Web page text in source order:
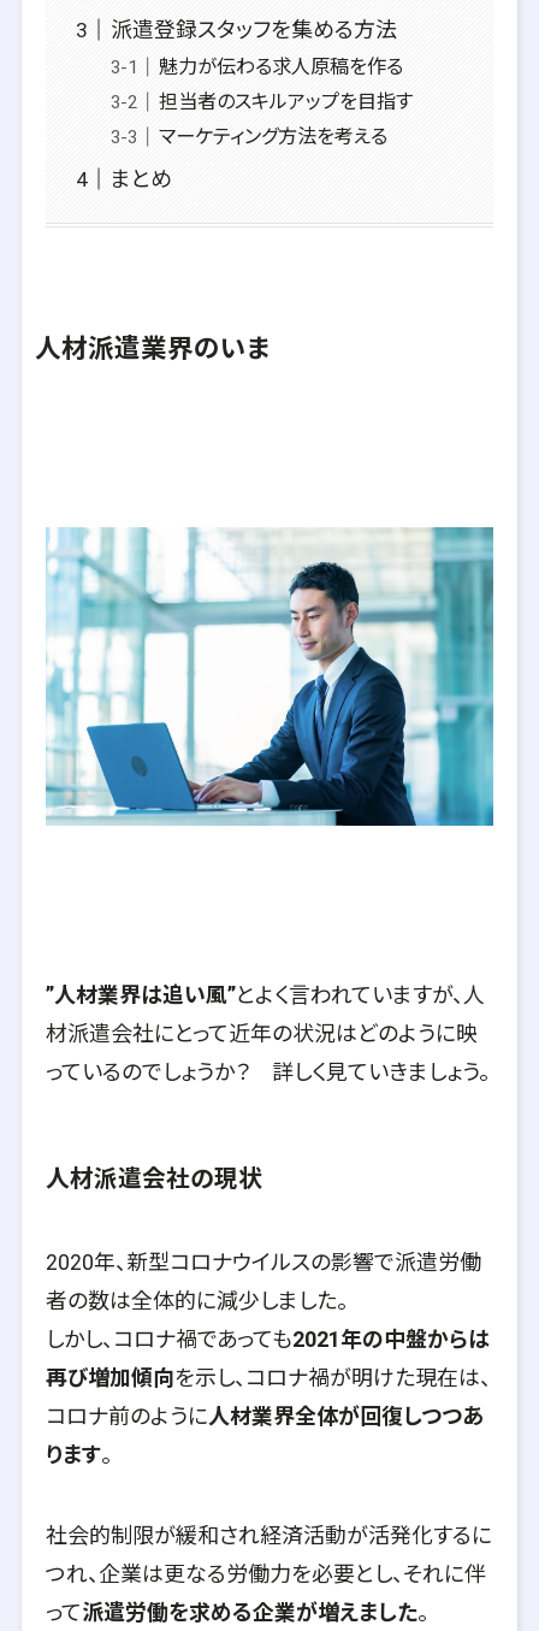
派遣登録スタッフを集める方法
魅力が伝わる求人原稿を作る
担当者のスキルアップを目指す
マーケティング方法を考える
まとめ
人材派遣業界のいま
”人材業界は追い風”とよく言われていますが、人
材派遣会社にとって近年の状況はどのように映
っているのでしょうか？ 詳しく見ていきましょう。
人材派遣会社の現状
2020年、新型コロナウイルスの影響で派遣労働
者の数は全体的に減少しました。
しかし、コロナ禍であっても2021年の中盤からは
再び増加傾向を示し、コロナ禍が明けた現在は、
コロナ前のように人材業界全体が回復しつつあ
ります。
社会的制限が緩和され経済活動が活発化するに
つれ、企業は更なる労働力を必要とし、それに伴
って派遣労働を求める企業が増えました。